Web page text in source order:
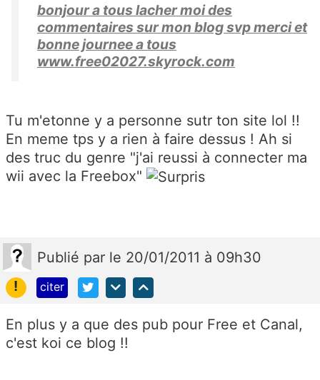
bonjour a tous lacher moi des
commentaires sur mon blog svp merci et
bonne journee a tous
www.free02027.skyrock.com
Tu m'etonne y a personne sutr ton site lol !!
En meme tps y a rien à faire dessus ! Ah si
des truc du genre "j'ai reussi à connecter ma
wii avec la Freebox"
Publié par le 20/01/2011 à 09h30
!
citer
En plus y a que des pub pour Free et Canal,
c'est koi ce blog !!